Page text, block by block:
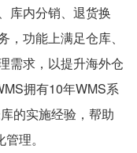
库内分销、退货换
功能上满足仓库、
需求，以提升海外仓
拥有10年WMS系
的实施经验，帮助
理。